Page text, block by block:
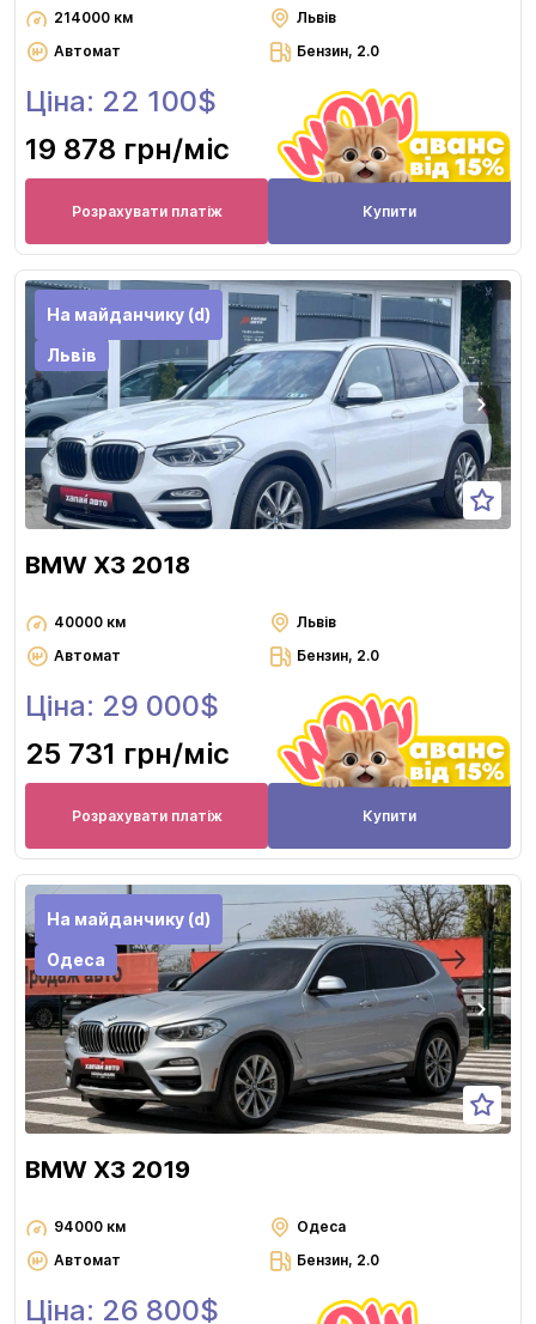
214000 км
Львів
Автомат
Бензин, 2.0
Ціна: 22 100$
19 878 грн/міс
Розрахувати платіж Купити
На майданчику (d)
Львів
BMW X3 2018
40000 км
Львів
Автомат
Бензин, 2.0
Ціна: 29 000$
25 731 грн/міс
Розрахувати платіж Купити
На майданчику (d)
Одеса
BMW X3 2019
94000 км
Одеса
Автомат
Бензин, 2.0
Ціна: 26 800$